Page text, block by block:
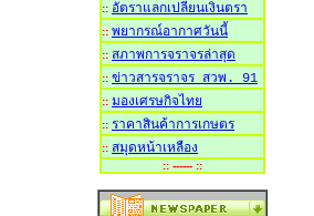
:: อัตราแลกเปลี่ยนเงินตรา
:: พยากรณ์อากาศวันนี้
:: สภาพการจราจรล่าสุด
:: ข่าวสารจราจร สวพ. 91
:: มองเศรษกิจไทย
:: ราคาสินค้าการเกษตร
:: สมุดหน้าเหลือง
:: ------ ::